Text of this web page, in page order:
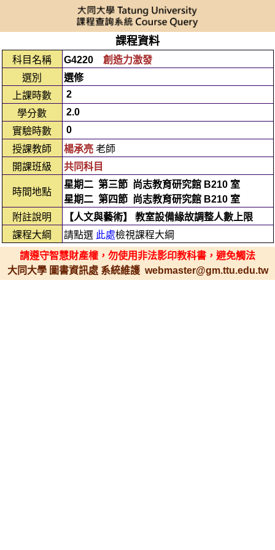
課程資料
科目名稱 G4220
創造力激發
選別
選修
上課時數
2
學分數
2.0
實驗時數
0
授課教師
楊承亮老師
開課班級
共同科目
時間地點
星期二 第三節
尚志教育研究館 B210 室
星期二 第四節
尚志教育研究館 B210 室
附註說明
【人文與藝術】 教室設備緣故調整人數上限
課程大綱
請點選 此處檢視課程大綱
請遵守智慧財產權，勿使用非法影印教科書，避免觸法
大同大學 圖書資訊處 系統維護 webmaster@gm.ttu.edu.tw